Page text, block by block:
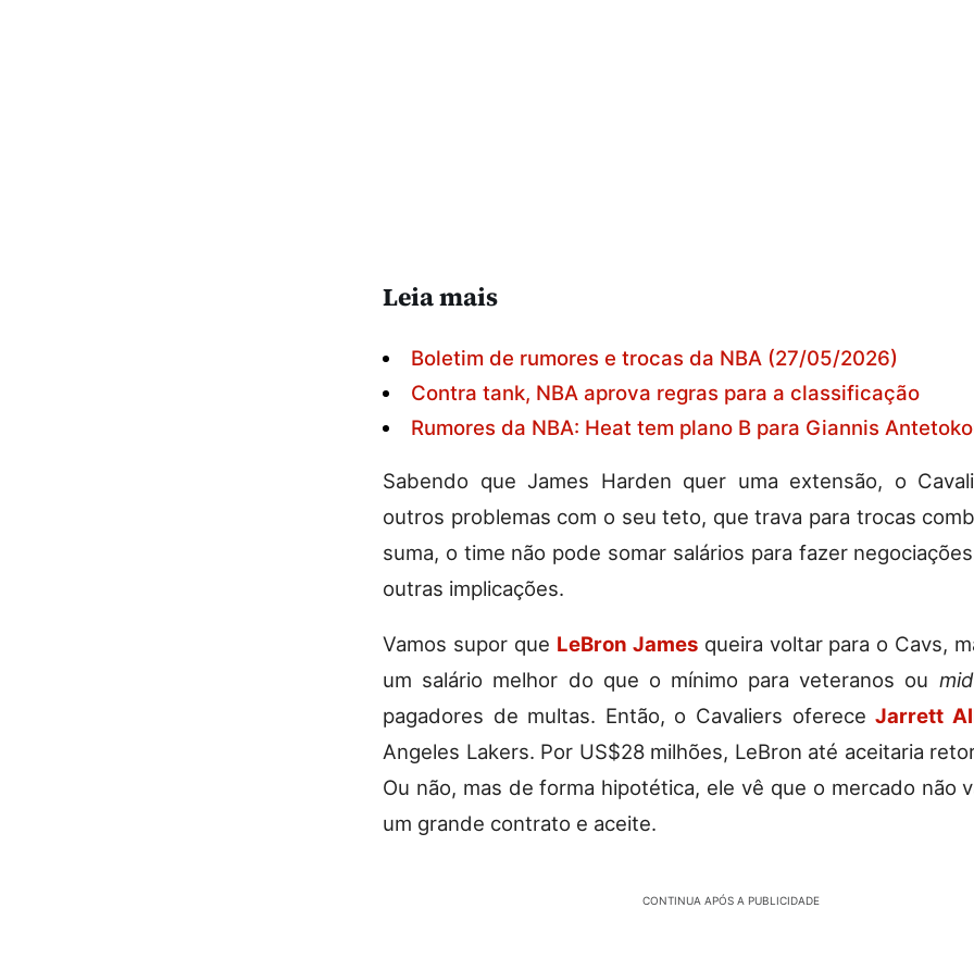
Leia mais
Boletim de rumores e trocas da NBA (27/05/2026)
Contra tank, NBA aprova regras para a classificação
Rumores da NBA: Heat tem plano B para Giannis
Sabendo que James Harden quer uma extensão, o
outros problemas com o seu teto, que trava para trocas
suma, o time não pode somar salários para fazer
outras implicações.
Vamos supor que LeBron Jamesqueira voltar para o Cavs,
um salário melhor do que o mínimo para veteranos ou
pagadores de multas. Então, o Cavaliers ofereceJarrett
Angeles Lakers. Por US$28 milhões, LeBron até aceitaria
Ou não, mas de forma hipotética, ele vê que o mercado não
um grande contrato e aceite.
CONTINUA APÓS A PUBLICIDADE